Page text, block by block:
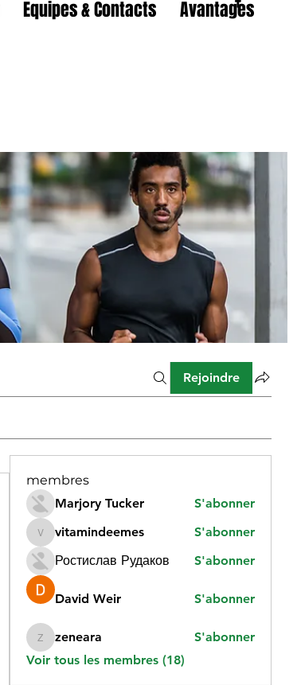
Equipes & Contacts Avantages
Rejoindre
membres
Marjory Tucker
S'abonner
vitamindeemes
vitamindeemes
S'abonner
Ростислав Рудаков
S'abonner
David Weir S'abonner
zeneara
zeneara
S'abonner
Voir tous les membres (18)